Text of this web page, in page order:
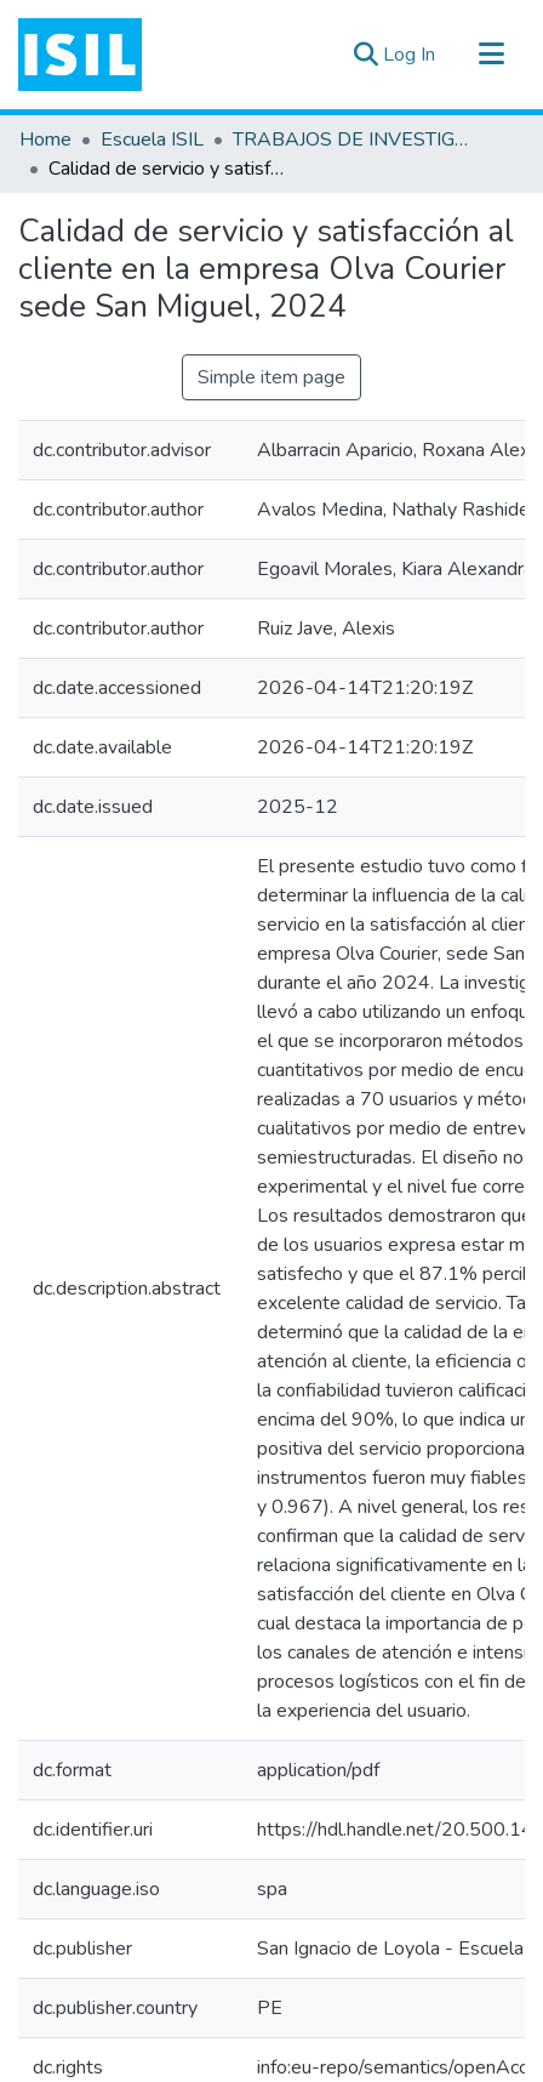
Log In (current)
All of DSpace
Statistics
Documentos ▾
Home Escuela ISIL
TRABAJOS DE INVESTIGACIÓN
Calidad de servicio y satisfacción al cliente en la empresa Olva Courier sede San Miguel, 2024
Calidad de servicio y satisfacción al
cliente en la empresa Olva Courier
sede San Miguel, 2024
Simple item page
dc.contributor.advisor Albarracin Aparicio, Roxana
dc.contributor.author Avalos Medina, Nathaly Rashide
dc.contributor.author Egoavil Morales, Kiara Alexandra
dc.contributor.author Ruiz Jave, Alexis
dc.date.accessioned 2026-04-14T21:20:19Z
dc.date.available 2026-04-14T21:20:19Z
dc.date.issued 2025-12
dc.description.abstract
El presente estudio tuvo como
determinar la influencia de la
servicio en la satisfacción al
empresa Olva Courier, sede San
durante el año 2024. La
llevó a cabo utilizando un
el que se incorporaron métodos
cuantitativos por medio de
realizadas a 70 usuarios y
cualitativos por medio de
semiestructuradas. El diseño no
experimental y el nivel fue
Los resultados demostraron que
de los usuarios expresa estar muy
satisfecho y que el 87.1%
excelente calidad de servicio.
determinó que la calidad de la
atención al cliente, la eficiencia
la confiabilidad tuvieron
encima del 90%, lo que indica
positiva del servicio
instrumentos fueron muy fiables
y 0.967). A nivel general, los
confirman que la calidad de
relaciona significativamente en la
satisfacción del cliente en Olva
cual destaca la importancia de
los canales de atención e
procesos logísticos con el fin de
la experiencia del usuario.
dc.format application/pdf
dc.identifier.uri https://hdl.handle.net/
dc.language.iso spa
dc.publisher San Ignacio de Loyola - Escuela
dc.publisher.country PE
dc.rights info:eu-repo/semantics/